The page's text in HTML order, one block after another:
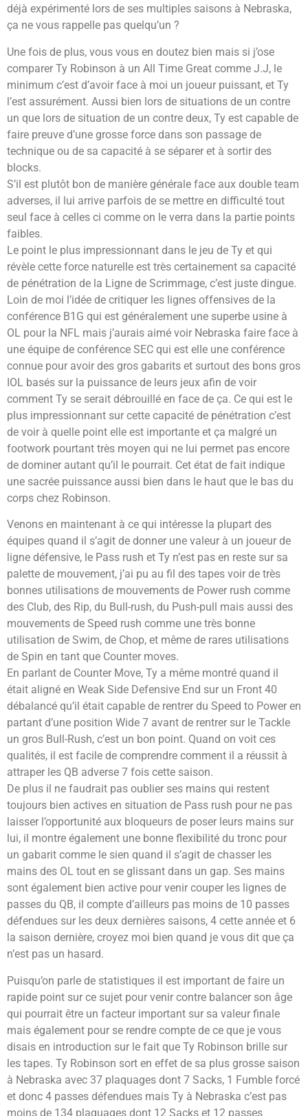
déjà expérimenté lors de ses multiples saisons à Nebraska,
ça ne vous rappelle pas quelqu’un ?
Une fois de plus, vous vous en doutez bien mais si j’ose
comparer Ty Robinson à un All Time Great comme J.J, le
minimum c’est d’avoir face à moi un joueur puissant, et Ty
l’est assurément. Aussi bien lors de situations de un contre
un que lors de situation de un contre deux, Ty est capable de
faire preuve d’une grosse force dans son passage de
technique ou de sa capacité à se séparer et à sortir des
blocks.
S’il est plutôt bon de manière générale face aux double team
adverses, il lui arrive parfois de se mettre en difficulté tout
seul face à celles ci comme on le verra dans la partie points
faibles.
Le point le plus impressionnant dans le jeu de Ty et qui
révèle cette force naturelle est très certainement sa capacité
de pénétration de la Ligne de Scrimmage, c’est juste dingue.
Loin de moi l’idée de critiquer les lignes offensives de la
conférence B1G qui est généralement une superbe usine à
OL pour la NFL mais j’aurais aimé voir Nebraska faire face à
une équipe de conférence SEC qui est elle une conférence
connue pour avoir des gros gabarits et surtout des bons gros
IOL basés sur la puissance de leurs jeux afin de voir
comment Ty se serait débrouillé en face de ça. Ce qui est le
plus impressionnant sur cette capacité de pénétration c’est
de voir à quelle point elle est importante et ça malgré un
footwork pourtant très moyen qui ne lui permet pas encore
de dominer autant qu’il le pourrait. Cet état de fait indique
une sacrée puissance aussi bien dans le haut que le bas du
corps chez Robinson.
Venons en maintenant à ce qui intéresse la plupart des
équipes quand il s’agit de donner une valeur à un joueur de
ligne défensive, le Pass rush et Ty n’est pas en reste sur sa
palette de mouvement, j’ai pu au fil des tapes voir de très
bonnes utilisations de mouvements de Power rush comme
des Club, des Rip, du Bull-rush, du Push-pull mais aussi des
mouvements de Speed rush comme une très bonne
utilisation de Swim, de Chop, et même de rares utilisations
de Spin en tant que Counter moves.
En parlant de Counter Move, Ty a même montré quand il
était aligné en Weak Side Defensive End sur un Front 40
débalancé qu’il était capable de rentrer du Speed to Power en
partant d’une position Wide 7 avant de rentrer sur le Tackle
un gros Bull-Rush, c’est un bon point. Quand on voit ces
qualités, il est facile de comprendre comment il a réussit à
attraper les QB adverse 7 fois cette saison.
De plus il ne faudrait pas oublier ses mains qui restent
toujours bien actives en situation de Pass rush pour ne pas
laisser l’opportunité aux bloqueurs de poser leurs mains sur
lui, il montre également une bonne flexibilité du tronc pour
un gabarit comme le sien quand il s’agit de chasser les
mains des OL tout en se glissant dans un gap. Ses mains
sont également bien active pour venir couper les lignes de
passes du QB, il compte d’ailleurs pas moins de 10 passes
défendues sur les deux dernières saisons, 4 cette année et 6
la saison dernière, croyez moi bien quand je vous dit que ça
n’est pas un hasard.
Puisqu’on parle de statistiques il est important de faire un
rapide point sur ce sujet pour venir contre balancer son âge
qui pourrait être un facteur important sur sa valeur finale
mais également pour se rendre compte de ce que je vous
disais en introduction sur le fait que Ty Robinson brille sur
les tapes. Ty Robinson sort en effet de sa plus grosse saison
à Nebraska avec 37 plaquages dont 7 Sacks, 1 Fumble forcé
et donc 4 passes défendues mais Ty à Nebraska c’est pas
moins de 134 plaquages dont 12 Sacks et 12 passes